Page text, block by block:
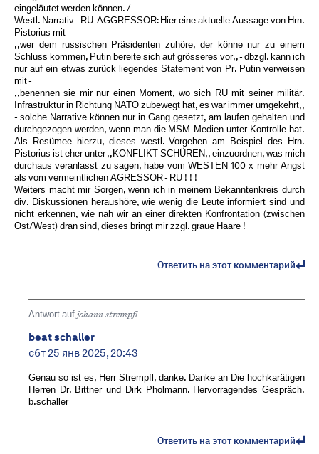
eingeläutet werden können. /
Westl. Narrativ - RU-AGGRESSOR: Hier eine aktuelle Aussage von Hrn.
Pistorius mit -
,,wer dem russischen Präsidenten zuhöre, der könne nur zu einem
Schluss kommen, Putin bereite sich auf grösseres vor,, - dbzgl. kann ich
nur auf ein etwas zurück liegendes Statement von Pr. Putin verweisen
mit -
,,benennen sie mir nur einen Moment, wo sich RU mit seiner militär.
Infrastruktur in Richtung NATO zubewegt hat, es war immer umgekehrt,,
- solche Narrative können nur in Gang gesetzt, am laufen gehalten und
durchgezogen werden, wenn man die MSM-Medien unter Kontrolle hat.
Als Resümee hierzu, dieses westl. Vorgehen am Beispiel des Hrn.
Pistorius ist eher unter ,,KONFLIKT SCHÜREN,, einzuordnen, was mich
durchaus veranlasst zu sagen, habe vom WESTEN 100 x mehr Angst
als vom vermeintlichen AGRESSOR - RU ! ! !
Weiters macht mir Sorgen, wenn ich in meinem Bekanntenkreis durch
div. Diskussionen heraushöre, wie wenig die Leute informiert sind und
nicht erkennen, wie nah wir an einer direkten Konfrontation (zwischen
Ost/West) dran sind, dieses bringt mir zzgl. graue Haare !
Ответить на этот комментарий
Antwort auf johann strempfl
beat schaller
сбт 25 янв 2025, 20:43
Genau so ist es, Herr Strempfl, danke. Danke an Die hochkarätigen
Herren Dr. Bittner und Dirk Pholmann. Hervorragendes Gespräch.
b.schaller
Ответить на этот комментарий